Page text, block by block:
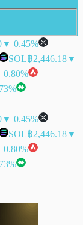
▼ 0.45%
SOL฿2,446.18▼
0.80%
▼ 0.45%
SOL฿2,446.18▼
0.80%